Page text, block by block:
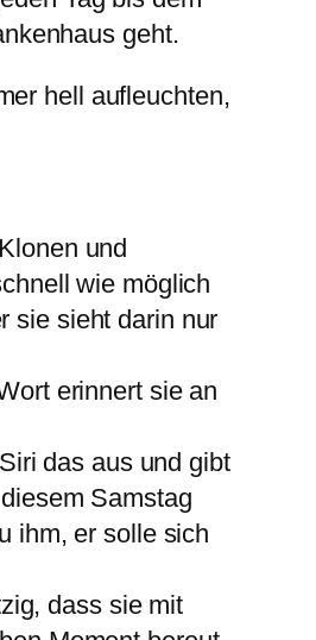
geht.
hell aufleuchten,
und
wie möglich
sie sieht darin nur
erinnert sie an
das aus und gibt
Samstag
ihm, er solle sich
dass sie mit